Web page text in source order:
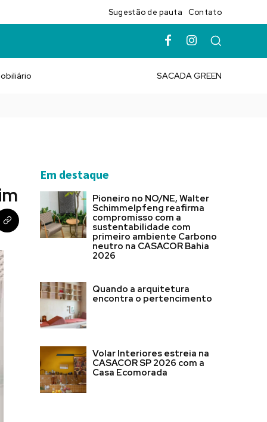
Sugestão de pauta Contato
SACADA GREEN
Em destaque
Pioneiro no NO/NE, Walter
Schimmelpfeng reafirma
compromisso com a
sustentabilidade com
primeiro ambiente Carbono
neutro na CASACOR Bahia
2026
Quando a arquitetura
encontra o pertencimento
Volar Interiores estreia na
CASACOR SP 2026 com a
Casa Ecomorada